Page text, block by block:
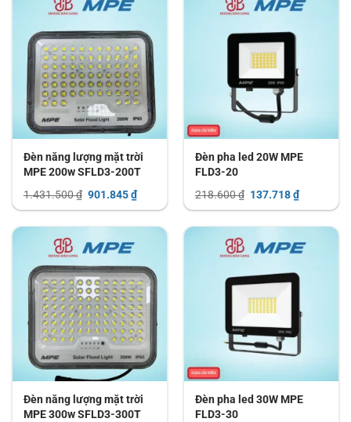
Đèn năng lượng mặt trời
MPE 200w SFLD3-200T
1.431.500₫ Giá
là:
1.431.500 ₫.
901.845₫Giá
hiện
tại
là:
901.845 ₫.
Đèn pha led 20W MPE
FLD3-20
218.600₫ Giá
là:
218.600 ₫.
137.718₫Giá
hiện
tại
là:
137.718 ₫.
Đèn năng lượng mặt trời
MPE 300w SFLD3-300T
Đèn pha led 30W MPE
FLD3-30